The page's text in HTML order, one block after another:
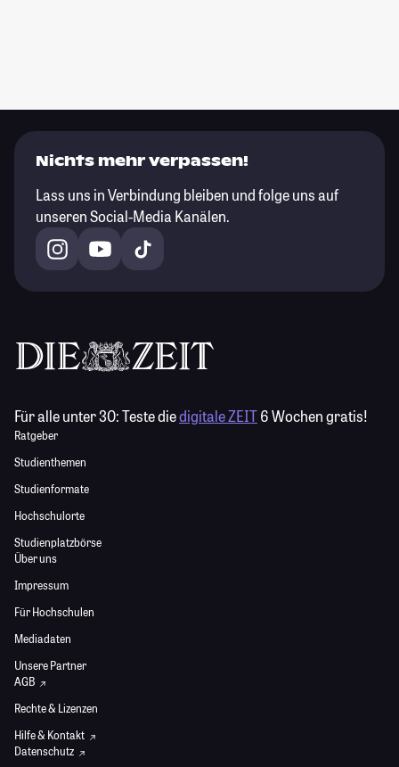
Nichts mehr verpassen!
Lass uns in Verbindung bleiben und folge uns auf
unseren Social-Media Kanälen.
Für alle unter 30:Teste diedigitale ZEIT6 Wochen gratis!
Ratgeber
Studienthemen
Studienformate
Hochschulorte
Studienplatzbörse
Über uns
Impressum
Für Hochschulen
Mediadaten
Unsere Partner
AGB
Rechte & Lizenzen
Hilfe & Kontakt
Datenschutz